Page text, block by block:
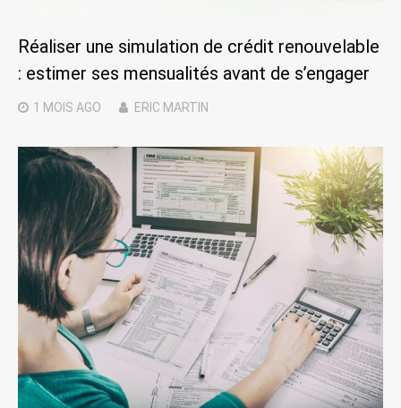
Réaliser une simulation de crédit renouvelable
: estimer ses mensualités avant de s’engager
1 MOIS AGO ERIC MARTIN